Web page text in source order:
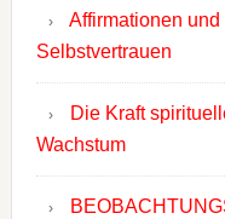
Affirmationen
Selbstvertrauen
Die Kraft
Wachstum